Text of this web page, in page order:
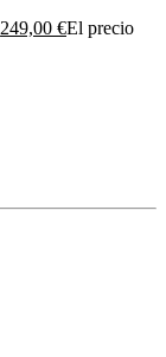
249,00 €El precio